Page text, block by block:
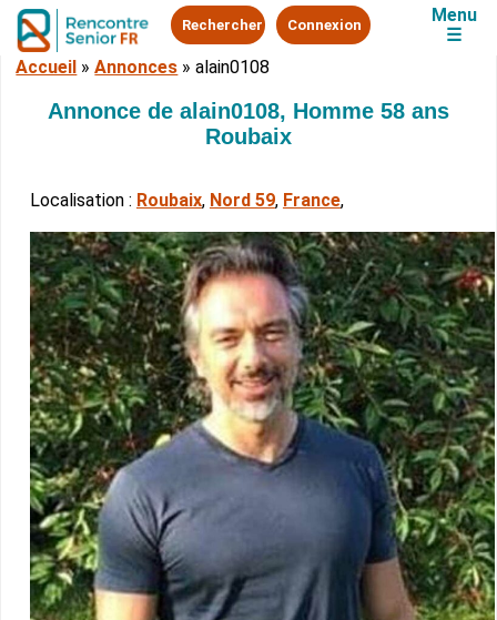
Rechercher Connexion
Menu
☰
Accueil »Annonces »alain0108
Annonce de alain0108, Homme 58 ans
Roubaix
Localisation : Roubaix, Nord 59, France,